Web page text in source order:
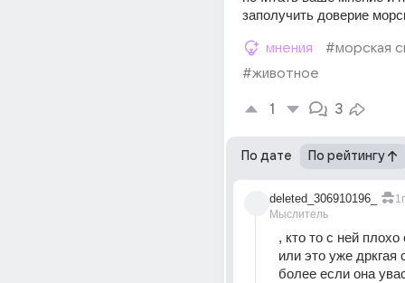
заполучить доверие
мнения
#морская
#животное
1 3
По дате По рейтингу
deleted_306910196_
Мыслитель
1г
, кто то с ней
или это уже дркгая
более если она